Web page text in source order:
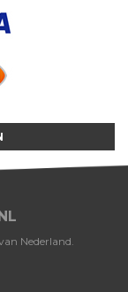
Nederland.